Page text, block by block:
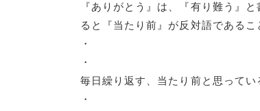
『ありがとう』は、『有り難う』
ると『当たり前』が反対語であるこ
・
・
毎日繰り返す、当たり前と思ってい
・